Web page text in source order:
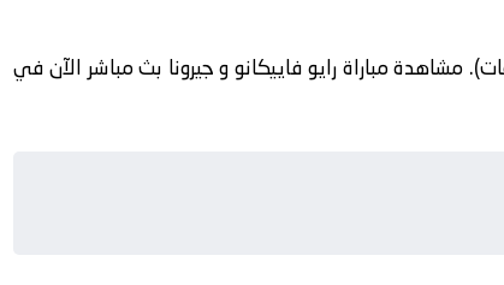
مشاهدة مباراة رايو فاييكانو و جيرونا بث مباشر الآن في